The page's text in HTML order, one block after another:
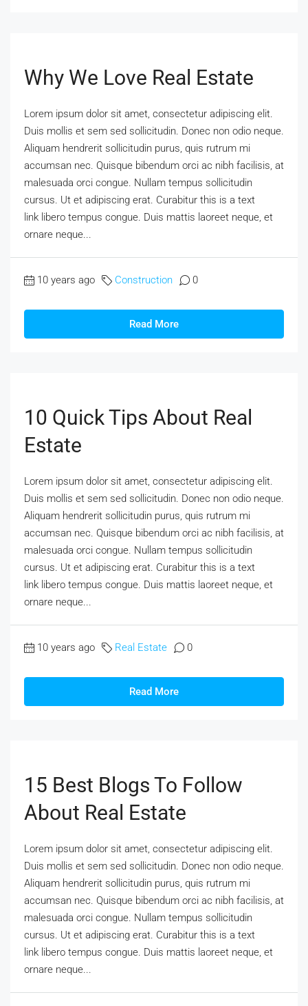
Why We Love Real Estate
Lorem ipsum dolor sit amet, consectetur adipiscing elit.
Duis mollis et sem sed sollicitudin. Donec non odio neque.
Aliquam hendrerit sollicitudin purus, quis rutrum mi
accumsan nec. Quisque bibendum orci ac nibh facilisis, at
malesuada orci congue. Nullam tempus sollicitudin
cursus. Ut et adipiscing erat. Curabitur this is a text
link libero tempus congue. Duis mattis laoreet neque, et
ornare neque...
10 years ago Construction 0
Read More
10 Quick Tips About Real
Estate
Lorem ipsum dolor sit amet, consectetur adipiscing elit.
Duis mollis et sem sed sollicitudin. Donec non odio neque.
Aliquam hendrerit sollicitudin purus, quis rutrum mi
accumsan nec. Quisque bibendum orci ac nibh facilisis, at
malesuada orci congue. Nullam tempus sollicitudin
cursus. Ut et adipiscing erat. Curabitur this is a text
link libero tempus congue. Duis mattis laoreet neque, et
ornare neque...
10 years ago Real Estate 0
Read More
15 Best Blogs To Follow
About Real Estate
Lorem ipsum dolor sit amet, consectetur adipiscing elit.
Duis mollis et sem sed sollicitudin. Donec non odio neque.
Aliquam hendrerit sollicitudin purus, quis rutrum mi
accumsan nec. Quisque bibendum orci ac nibh facilisis, at
malesuada orci congue. Nullam tempus sollicitudin
cursus. Ut et adipiscing erat. Curabitur this is a text
link libero tempus congue. Duis mattis laoreet neque, et
ornare neque...